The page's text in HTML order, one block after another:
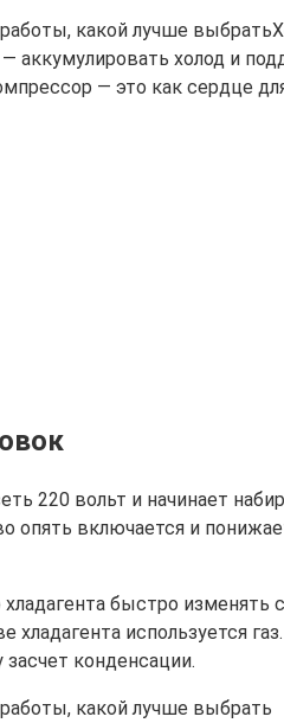
аккумулировать холод и
— это как сердце
220 вольт и начинает
опять включается и
быстро
хладагента используется
конденсации.